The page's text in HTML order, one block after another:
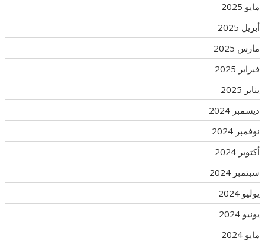
مايو 2025
أبريل 2025
مارس 2025
فبراير 2025
يناير 2025
ديسمبر 2024
نوفمبر 2024
أكتوبر 2024
سبتمبر 2024
يوليو 2024
يونيو 2024
مايو 2024